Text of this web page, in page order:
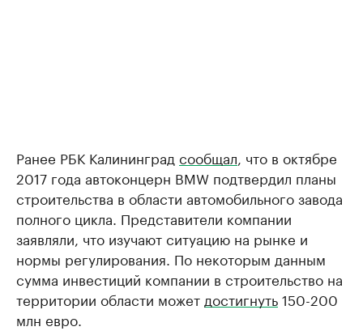
Ранее РБК Калининград сообщал , что в октябре
2017 года автоконцерн BMW подтвердил планы
строительства в области автомобильного завода
полного цикла. Представители компании
заявляли, что изучают ситуацию на рынке и
нормы регулирования. По некоторым данным
сумма инвестиций компании в строительство на
территории области может достигнуть150-200
млн евро.